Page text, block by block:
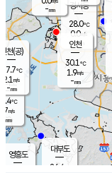
의도
℃
m/s
mm
영흥도
대부도
26.4
경서동
28.0℃
0.0m/s
-mm
-mm
인천(공)
27.7℃
2.1 m/s
-mm
인천
30.1℃
1.9m/s
-mm